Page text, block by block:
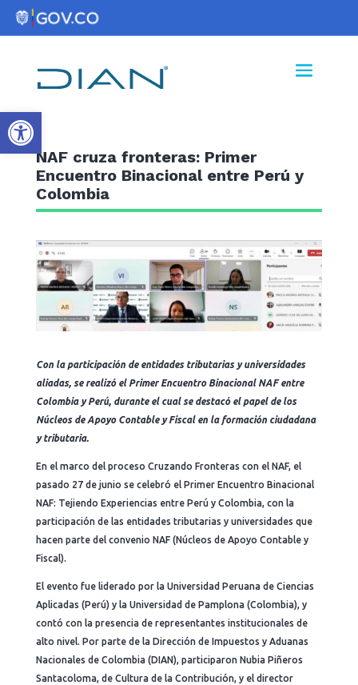
Abrir barra de herramientas
NAF cruza fronteras: Primer
Encuentro Binacional entre Perú y
Colombia
Con la participación de entidades tributarias y universidades
aliadas, se realizó el Primer Encuentro Binacional NAF entre
Colombia y Perú, durante el cual se destacó el papel de los
Núcleos de Apoyo Contable y Fiscal en la formación ciudadana
y tributaria.
En el marco del proceso Cruzando Fronteras con el NAF, el
pasado 27 de junio se celebró el Primer Encuentro Binacional
NAF: Tejiendo Experiencias entre Perú y Colombia, con la
participación de las entidades tributarias y universidades que
hacen parte del convenio NAF (Núcleos de Apoyo Contable y
Fiscal).
El evento fue liderado por la Universidad Peruana de Ciencias
Aplicadas (Perú) y la Universidad de Pamplona (Colombia), y
contó con la presencia de representantes institucionales de
alto nivel. Por parte de la Dirección de Impuestos y Aduanas
Nacionales de Colombia (DIAN), participaron Nubia Piñeros
Santacoloma, de Cultura de la Contribución, y el director